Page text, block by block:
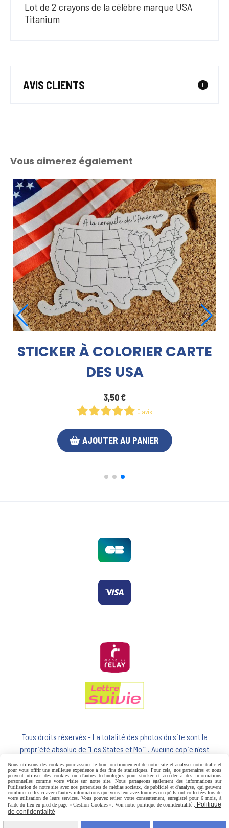
Lot de 2 crayons de la célèbre marque USA
Titanium
AVIS CLIENTS
Vous aimerez également
BLOC-NOTES CARTE USA
10,00€
AJOUTER AU PANIER
Tous droits réservés - La totalité des photos du site sont la
propriété absolue de "Les States et Moi" . Aucune copie n'est
autorisée
MENTIONS LÉGALES
CONDITIONS GÉNÉRALES DE VENTE
POLITIQUE DE CONFIDENTIALITÉ
Nous utilisons des cookies pour assurer le bon fonctionnement de notre site et analyser notre trafic et
pour vous offrir une meilleure expérience à des fins de statistiques. Pour cela, nos partenaires et nous
peuvent utiliser des cookies ou d'autres technologies pour stocker et accéder à des informations
personnelles comme votre visite sur notre site. Nous partageons également des informations sur
l'utilisation de notre site avec nos partenaires de médias sociaux, de publicité et d'analyse, qui peuvent
combiner celles-ci avec d'autres informations que vous leur avez fournies ou qu'ils ont collectées lors de
votre utilisation de leurs services. Vous pouvez retirer votre consentement, enregistré pour 6 mois, à
l'aide du lien en pied de page « Gestion Cookies ». Voir notre politique de confidentialité : Politique
de confidentialité